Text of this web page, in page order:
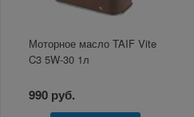
Моторное масло TAIF Vite
C3 5W-30 1л
990 руб.